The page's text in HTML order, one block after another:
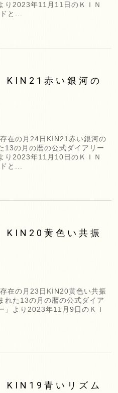
り2023年11月11日のＫＩＮ
と...
赤い銀河の
在の月24日KIN21赤い銀河の
13の月の暦の公式ダイアリー
り2023年11月10日のＫＩＮ
と...
黄色い共振
在の月23日KIN20黄色い共振
れた13の月の暦の公式ダイア
」より2023年11月9日のＫＩ
青いリズム